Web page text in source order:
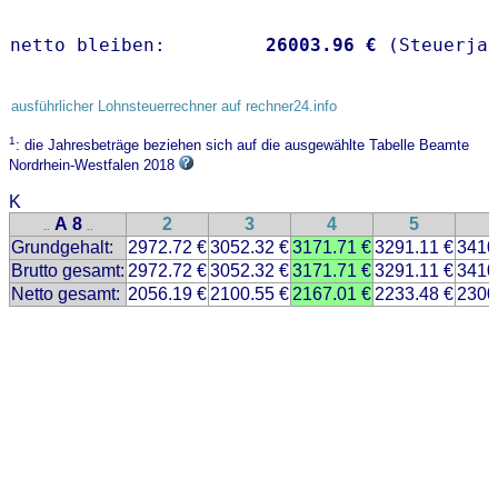
netto bleiben: 26003.96 €
ausführlicher Lohnsteuerrechner auf rechner24.info
1: die Jahresbeträge beziehen sich auf die ausgewählte Tabelle Beamte
Nordrhein-Westfalen 2018
K
.. A 8 .. 2 3 4 5
Grundgehalt:
2972.72 €3052.32 €3171.71 €3291.11 €
Brutto gesamt: 2972.72 €3052.32 €3171.71 €3291.11 €
Netto gesamt: 2056.19 € 2100.55 € 2167.01 € 2233.48 €